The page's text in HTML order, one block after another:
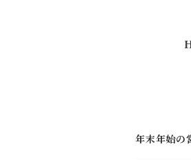
年末年始の